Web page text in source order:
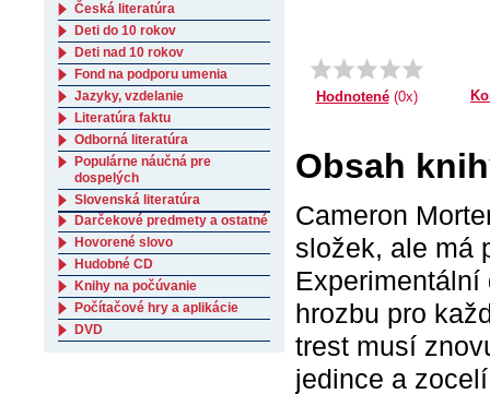
Hodnotené(0x)
Obsah
Cameron
složek, ale má
hrozbu pro
trest musí
jedince a
Česká literatúra
Deti do 10 rokov
Deti nad 10 rokov
Fond na podporu umenia
Jazyky, vzdelanie
Literatúra faktu
Odborná literatúra
Populárne náučná pre
dospelých
Slovenská literatúra
Darčekové predmety a ostatné
Hovorené slovo
Hudobné CD
Knihy na počúvanie
Počítačové hry a aplikácie
DVD